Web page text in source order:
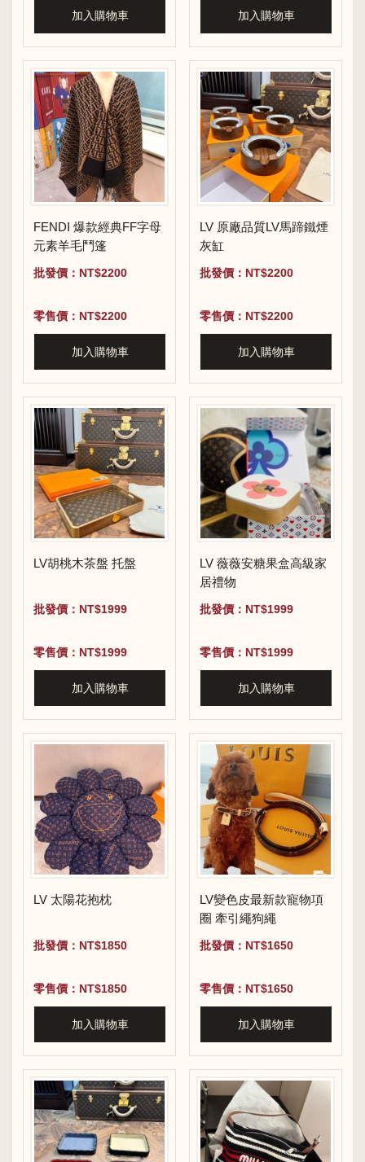
加入購物車 加入購物車
FENDI 爆款經典FF字母
元素羊毛鬥篷
批發價：NT$2200
零售價：NT$2200
加入購物車
LV 原廠品質LV馬蹄鐵煙
灰缸
批發價：NT$2200
零售價：NT$2200
加入購物車
LV胡桃木茶盤 托盤
批發價：NT$1999
零售價：NT$1999
加入購物車
LV 薇薇安糖果盒高級家
居禮物
批發價：NT$1999
零售價：NT$1999
加入購物車
LV 太陽花抱枕
批發價：NT$1850
零售價：NT$1850
加入購物車
LV變色皮最新款寵物項
圈 牽引繩狗繩
批發價：NT$1650
零售價：NT$1650
加入購物車